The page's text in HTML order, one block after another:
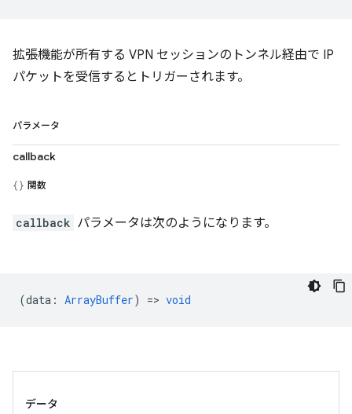
拡張機能が所有する VPN セッションのトンネル経由で IP
パケットを受信するとトリガーされます。
パラメータ
callback
関数
callback パラメータは次のようになります。
(data : ArrayBuffer) => void
データ